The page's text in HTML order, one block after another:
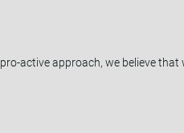
active approach, we believe